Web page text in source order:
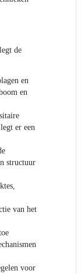
de
en
en
er een
structuur
van het
voor